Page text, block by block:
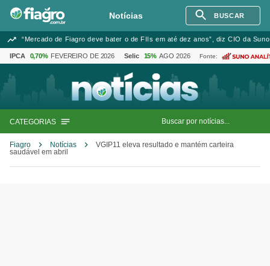
Notícias BUSCAR
“Mercado de Fiagro deve bater o de FIIs em até dez anos”, diz CIO da
IPCA 0,70% FEVEREIRO DE 2026 Selic 15% AGO 2026 Fonte:
CATEGORIAS
Fiagro Notícias
VGIP11 eleva resultado e mantém carteira
saudável em abril